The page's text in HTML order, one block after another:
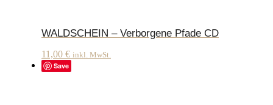
WALDSCHEIN – Verborgene Pfade CD
11,00 € inkl. MwSt.
Save